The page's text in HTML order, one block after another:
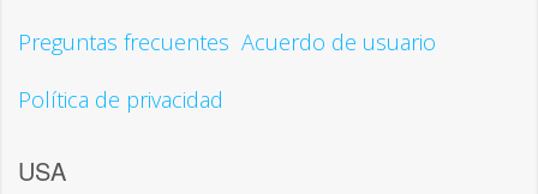
Preguntas frecuentes Acuerdo de usuario
Política de privacidad
USA